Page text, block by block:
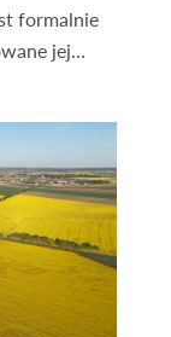
formalnie
jej
Na te